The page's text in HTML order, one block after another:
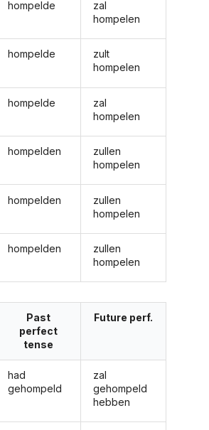
hompelde
hompelde
hompelde
hompelden
hompelden
hompelden
zal
hompelen
zult
hompelen
zal
hompelen
zullen
hompelen
zullen
hompelen
zullen
hompelen
Past
perfect
tense
had
gehompeld
Future perf.
zal
gehompeld
hebben